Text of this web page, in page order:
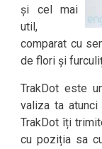
și cel mai
util,
comparat cu
de flori și
TrakDot este
valiza ta atunci
TrakDot îți
cu poziția sa